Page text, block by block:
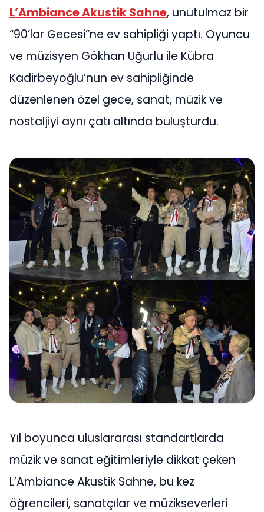
L’Ambiance Akustik Sahne, unutulmaz bir
“90’lar Gecesi”ne ev sahipliği yaptı. Oyuncu
ve müzisyen Gökhan Uğurlu ile Kübra
Kadirbeyoğlu’nun ev sahipliğinde
düzenlenen özel gece, sanat, müzik ve
nostaljiyi aynı çatı altında buluşturdu.
Yıl boyunca uluslararası standartlarda
müzik ve sanat eğitimleriyle dikkat çeken
L’Ambiance Akustik Sahne, bu kez
öğrencileri, sanatçılar ve müzikseverleri